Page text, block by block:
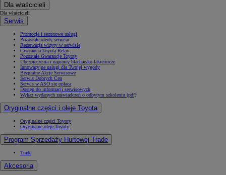
Dla właścicieli
Dla właścicieli
Serwis
Promocje i sezonowe usługi
Pozostałe oferty serwisu
Rezerwacja wizyty w serwisie
Gwarancja Toyota Relax
Pozostałe Gwarancje Toyoty
Ubezpieczenia i naprawy blacharsko-lakiernicze
Innowacyjne usługi dla Twojej wygody
Bezpłatne Akcje Serwisowe
Serwis Dobrych Cen
Serwis w ASO się opłaca
Dostęp do informacji serwisowych
Wykaz wydanych zaświadczeń o odbytym szkoleniu (pdf)
Oryginalne części i oleje Toyota
Oryginalne części Toyoty
Oryginalne oleje Toyoty
Program Sprzedaży Hurtowej Trade
Trade
Akcesoria